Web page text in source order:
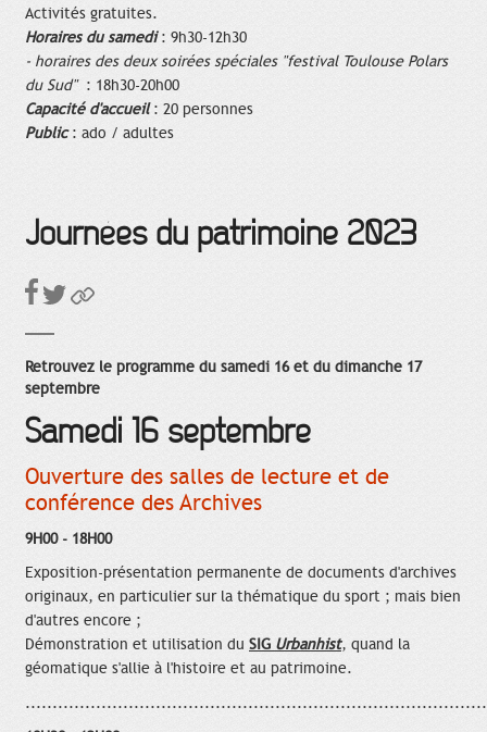
Activités gratuites.
Horaires du samedi: 9h30-12h30
- horaires des deux soirées spéciales "festival Toulouse Polars
du Sud": 18h30-20h00
Capacité d'accueil: 20 personnes
Public : ado / adultes
Journées du patrimoine 2023
Retrouvez le programme du samedi 16 et du dimanche 17
septembre
Samedi 16 septembre
Ouverture des salles de lecture et de
conférence des Archives
9H00 - 18H00
Exposition-présentation permanente de documents d'archives
originaux, en particulier sur la thématique du sport ; mais bien
d'autres encore ;
Démonstration et utilisation du SIG Urbanhist, quand la
géomatique s'allie à l'histoire et au patrimoine.